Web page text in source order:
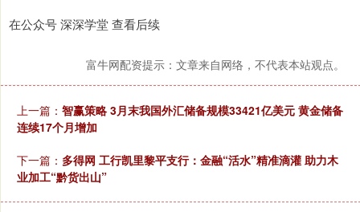
在公众号 深深学堂 查看后续
富牛网配资提示：文章来自网络，不代表本站观点。
上一篇： 智赢策略 3月末我国外汇储备规模33421亿美元 黄金储备
连续17个月增加
下一篇： 多得网 工行凯里黎平支行：金融“活水”精准滴灌 助力木
业加工“黔货出山”